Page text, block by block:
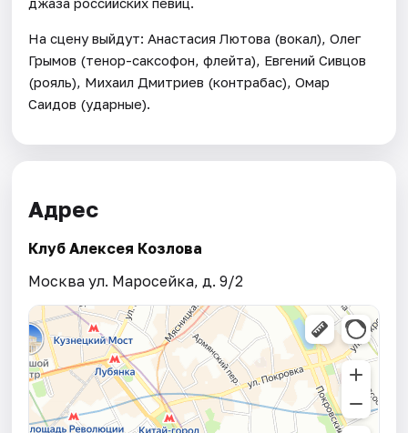
На сцену выйдут: Анастасия Лютова (вокал), Олег
Грымов (тенор-саксофон, флейта), Евгений Сивцов
(рояль), Михаил Дмитриев (контрабас), Омар
Саидов (ударные).
Адрес
Клуб Алексея Козлова
Москва ул. Маросейка, д. 9/2